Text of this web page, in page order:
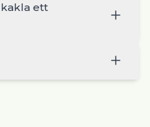
ett